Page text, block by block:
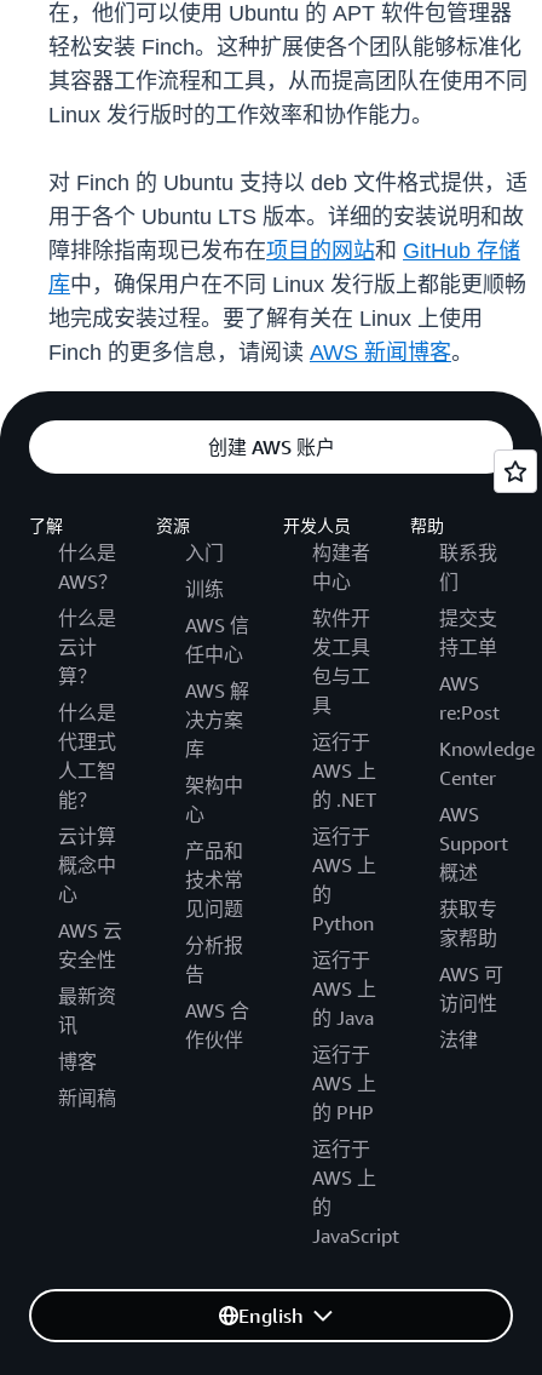
在，他们可以使用 Ubuntu 的 APT 软件包管理器
轻松安装 Finch。这种扩展使各个团队能够标准化
其容器工作流程和工具，从而提高团队在使用不同
Linux 发行版时的工作效率和协作能力。
对 Finch 的 Ubuntu 支持以 deb 文件格式提供，适
用于各个 Ubuntu LTS 版本。详细的安装说明和故
障排除指南现已发布在项目的网站和 GitHub 存储
库中，确保用户在不同 Linux 发行版上都能更顺畅
地完成安装过程。要了解有关在 Linux 上使用
Finch 的更多信息，请阅读 AWS 新闻博客。
创建 AWS 账户
了解
什么是
AWS？
什么是
云计
算？
什么是
代理式
人工智
能？
云计算
概念中
心
AWS 云
安全性
最新资
讯
博客
新闻稿
资源
入门
训练
AWS 信
任中心
AWS 解
决方案
库
架构中
心
产品和
技术常
见问题
分析报
告
AWS 合
作伙伴
开发人员
构建者
中心
软件开
发工具
包与工
具
运行于
AWS 上
的 .NET
运行于
AWS 上
的
Python
运行于
AWS 上
的 Java
运行于
AWS 上
的 PHP
运行于
AWS 上
的
JavaScript
帮助
联系我
们
提交支
持工单
AWS
re:Post
Knowledge
Center
AWS
Support
概述
获取专
家帮助
AWS 可
访问性
法律
English